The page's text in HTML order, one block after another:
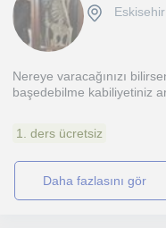
Nereye varacağınızı
başedebilme kabiliyetiniz
1. ders ücretsiz
daha fazlasını gör